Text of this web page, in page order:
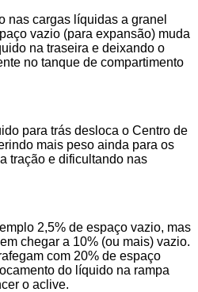
nas cargas líquidas a granel
vazio (para expansão) muda
na traseira e deixando o
no tanque de compartimento
para trás desloca o Centro de
mais peso ainda para os
tração e dificultando nas
2,5% de espaço vazio, mas
chegar a 10% (ou mais) vazio.
com 20% de espaço
do líquido na rampa
o aclive.